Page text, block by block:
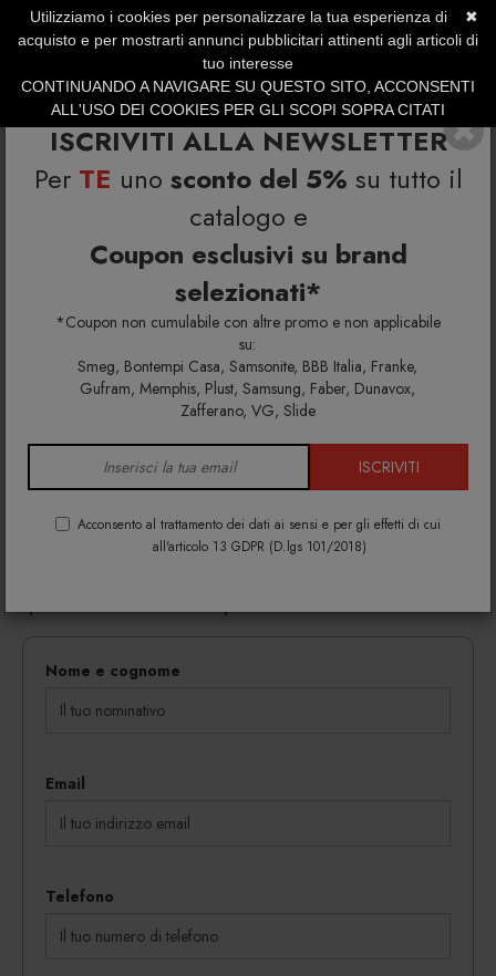
ISCRIVITI ALLA NEWSLETTER
Per TE uno sconto del 5% su tutto il
catalogo e
Coupon esclusivi su brand
selezionati*
*Coupon non cumulabile con altre promo e non applicabile
su:
Smeg, Bontempi Casa, Samsonite, BBB Italia, Franke,
Gufram, Memphis, Plust, Samsung, Faber, Dunavox,
Zafferano, VG, Slide
ISCRIVITI
Acconsento al trattamento dei dati ai sensi e per gli effetti di cui
all'articolo 13 GDPR (D.lgs 101/2018)
SERVIZIO CLIENTI +39.0773.470.562
SUMMER SALES | Fino al 31 Agosto
Richiedi info e un'offerta personalizzata per te
Sgabello Fade
Richiedi maggiori info e la tua
offerta personalizzata per
Sgabello Fade
informazioni su colori, materiali e disponibilità.
Nome e cognome
Email
Telefono
✖
Utilizziamo i cookies per personalizzare la tua esperienza di
acquisto e per mostrarti annunci pubblicitari attinenti agli articoli di
tuo interesse
CONTINUANDO A NAVIGARE SU QUESTO SITO, ACCONSENTI
ALL'USO DEI COOKIES PER GLI SCOPI SOPRA CITATI